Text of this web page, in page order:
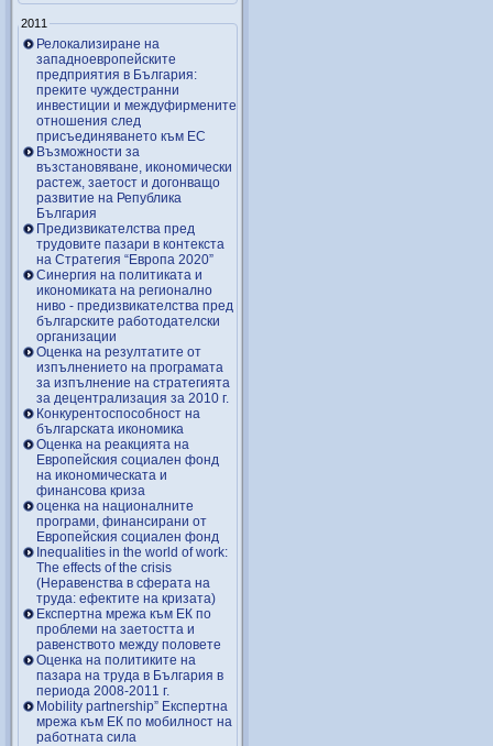
2011
Релокализиране на
западноевропейските
предприятия в България:
преките чуждестранни
инвестиции и междуфирмените
отношения след
присъединяването към ЕС
Възможности за
възстановяване, икономически
растеж, заетост и догонващо
развитие на Република
България
Предизвикателства пред
трудовите пазари в контекста
на Стратегия “Европа 2020”
Синергия на политиката и
икономиката на регионално
ниво - предизвикателства пред
българските работодателски
организации
Оценка на резултатите от
изпълнението на програмата
за изпълнение на стратегията
за децентрализация за 2010 г.
Конкурентоспособност на
българската икономика
Оценка на реакцията на
Европейския социален фонд
на икономическата и
финансова криза
оценка на националните
програми, финансирани от
Европейския социален фонд
Inequalities in the world of work:
The effects of the crisis
(Неравенства в сферата на
труда: ефектите на кризата)
Експертна мрежа към ЕК по
проблеми на заетостта и
равенството между половете
Оценка на политиките на
пазара на труда в България в
периода 2008-2011 г.
Mobility partnership” Експертна
мрежа към ЕК по мобилност на
работната сила